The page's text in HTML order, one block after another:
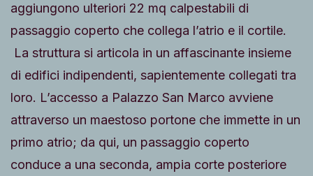
aggiungono ulteriori 22 mq calpestabili di
passaggio coperto che collega l’atrio e il cortile.
La struttura si articola in un affascinante insieme
di edifici indipendenti, sapientemente collegati tra
loro. L’accesso a Palazzo San Marco avviene
attraverso un maestoso portone che immette in un
primo atrio; da qui, un passaggio coperto
conduce a una seconda, ampia corte posteriore